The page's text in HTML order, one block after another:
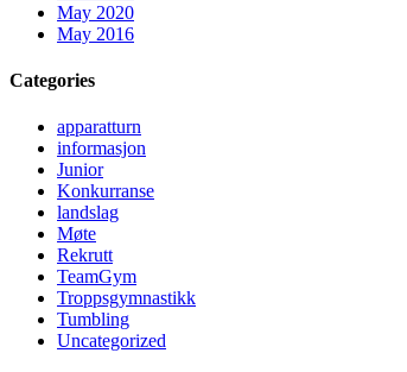
May 2020
May 2016
Categories
apparatturn
informasjon
Junior
Konkurranse
landslag
Møte
Rekrutt
TeamGym
Troppsgymnastikk
Tumbling
Uncategorized